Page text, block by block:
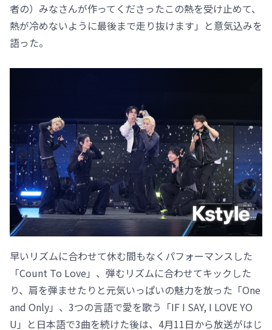
者の）みなさんが作ってくださったこの熱を受け止めて、
熱が冷めないように最後まで走り抜けます」と意気込みを
語った。
早いリズムに合わせて休む間もなくパフォーマンスした
「Count To Love」、弾むリズムに合わせてキックした
り、肩を弾ませたりと元気いっぱいの魅力を放った「One
and Only」、3つの言語で愛を歌う「IF I SAY, I LOVE YO
U」と日本語で3曲を続けた後は、4月11日から放送がはじ